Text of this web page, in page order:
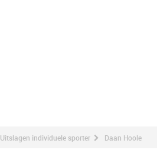
Uitslagen individuele sporter Daan Hoole